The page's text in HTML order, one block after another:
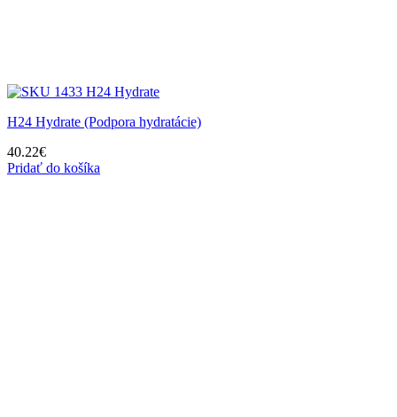
H24 Hydrate (Podpora hydratácie)
40.22€
Pridať do košíka